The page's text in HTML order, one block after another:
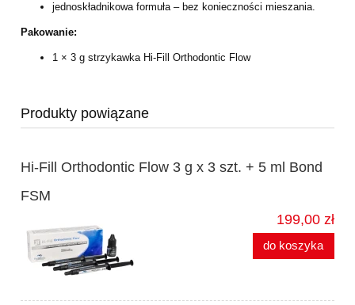
jednoskładnikowa formuła – bez konieczności mieszania.
Pakowanie:
1 × 3 g strzykawka Hi-Fill Orthodontic Flow
Produkty powiązane
Hi-Fill Orthodontic Flow 3 g x 3 szt. + 5 ml Bond
FSM
199,00 zł
do koszyka